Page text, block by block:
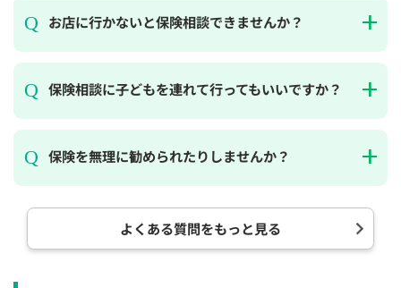
お店に行かないと保険相談できませんか？
保険相談に子どもを連れて行ってもいいですか？
保険を無理に勧められたりしませんか？
よくある質問をもっと見る